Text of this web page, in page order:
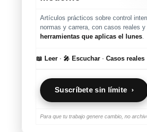
Artículos prácticos sobre control
normas y carrera, con casos reales y
herramientas que aplicas el lunes.
📖 Leer · 🎤 Escuchar · Casos reales
Suscríbete sin límite ›
Para que tu trabajo genere cambio, no